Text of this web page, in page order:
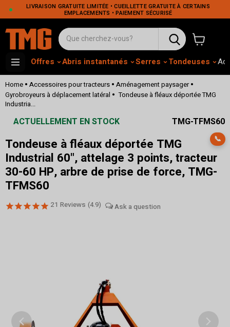
LIVRAISON GRATUITE LIMITÉE • CUEILLETTE GRATUITE À CERTAINS
EMPLACEMENTS • PAIEMENT SÉCURISÉ
Voir le
Offres Abris instantanés Serres Tondeuses
Home • Accessoires pour tracteurs • Aménagement paysager •
Gyrobroyeurs à déplacement latéral • Tondeuse à fléaux déportée TMG
Industria...
ACTUELLEMENT EN STOCK TMG-TFMS60
Tondeuse à fléaux déportée TMG
Industrial 60", attelage 3 points, tracteur
30-60 HP, arbre de prise de force, TMG-
TFMS60
21 Reviews
📞